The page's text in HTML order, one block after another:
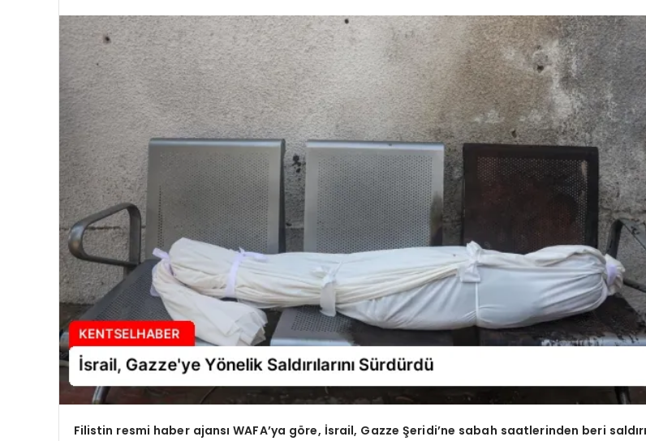
Filistin resmi haber ajansı WAFA’ya göre, İsrail, Gazze Şeridi’ne sabah saatlerinden beri